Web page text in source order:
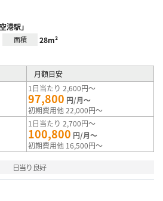
港駅」
面積 28m²
月額目安
1日当たり 2,600円～
97,800 円/月～
初期費用他 22,000円～
1日当たり 2,700円～
100,800 円/月～
初期費用他 16,500円～
日当り良好